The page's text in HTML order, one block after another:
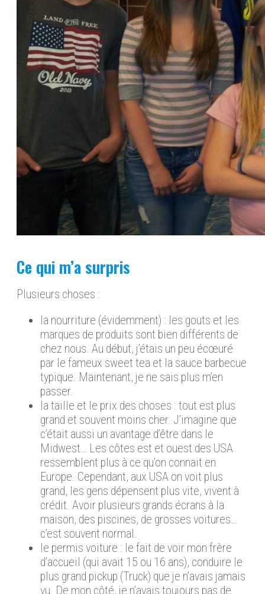
Ce qui m’a surpris
Plusieurs choses :
la nourriture (évidemment) : les gouts et les
marques de produits sont bien différents de
chez nous. Au début, j’étais un peu écœuré
par le fameux sweet tea et la sauce barbecue
typique. Maintenant, je ne sais plus m’en
passer.
la taille et le prix des choses : tout est plus
grand et souvent moins cher. J’imagine que
c’était aussi un avantage d’être dans le
Midwest… Les côtes est et ouest des USA
ressemblent plus à ce qu’on connait en
Europe. Cependant, aux USA on voit plus
grand, les gens dépensent plus vite, vivent à
crédit. Avoir plusieurs grands écrans à la
maison, des piscines, de grosses voitures…
c’est souvent normal.
le permis voiture : le fait de voir mon frère
d’accueil (qui avait 15 ou 16 ans), conduire le
plus grand pickup (Truck) que je n’avais jamais
vu. De mon côté, je n’avais toujours pas de